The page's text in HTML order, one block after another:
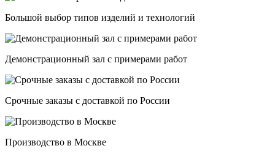
Большой выбор типов изделий и технологий
Демонстрационный зал с примерами работ
Срочные заказы с доставкой по России
Производство в Москве